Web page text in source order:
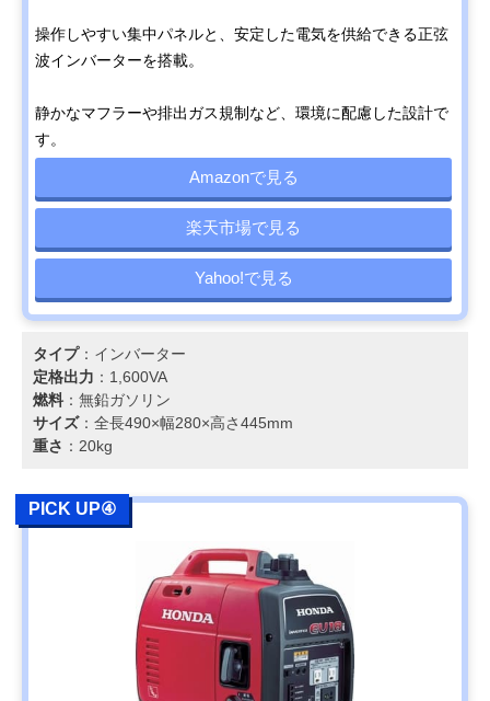
操作しやすい集中パネルと、安定した電気を供給できる正弦
波インバーターを搭載。
静かなマフラーや排出ガス規制など、環境に配慮した設計で
す。
Amazonで見る
楽天市場で見る
Yahoo!で見る
タイプ：インバーター
定格出力 ：1,600VA
燃料 ：無鉛ガソリン
サイズ：全長490×幅280×高さ445mm
重さ ：20kg
PICK UP④